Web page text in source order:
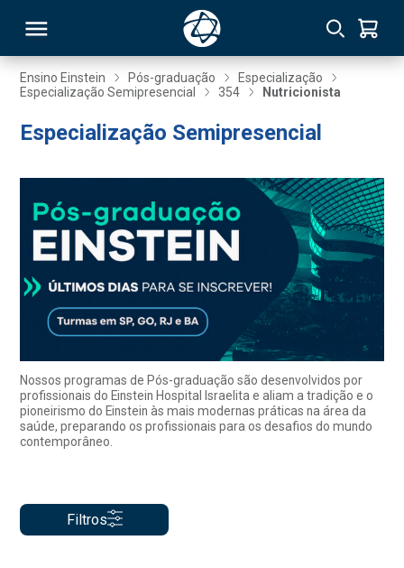
Ensino Einstein Pós-graduação
Especialização
Especialização Semipresencial
354 Nutricionista
Especialização Semipresencial
Nossos programas de Pós-graduação são desenvolvidos por
profissionais do Einstein Hospital Israelita e aliam a tradição e o
pioneirismo do Einstein às mais modernas práticas na área da
saúde, preparando os profissionais para os desafios do mundo
contemporâneo.
Filtros